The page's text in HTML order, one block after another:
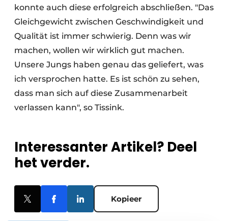
konnte auch diese erfolgreich abschließen. "Das
Gleichgewicht zwischen Geschwindigkeit und
Qualität ist immer schwierig. Denn was wir
machen, wollen wir wirklich gut machen.
Unsere Jungs haben genau das geliefert, was
ich versprochen hatte. Es ist schön zu sehen,
dass man sich auf diese Zusammenarbeit
verlassen kann", so Tissink.
Interessanter Artikel? Deel
het verder.
Kopieer